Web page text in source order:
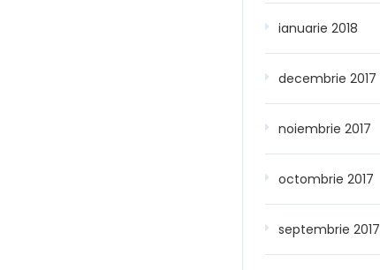
ianuarie 2018
decembrie 2017
noiembrie 2017
octombrie 2017
septembrie 2017